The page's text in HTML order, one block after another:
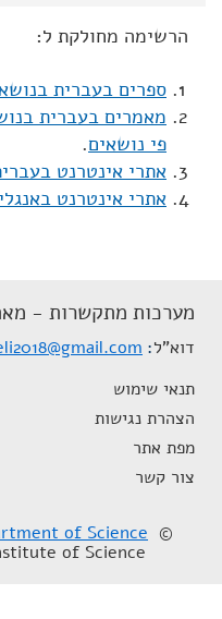
הרשימה מחולקת ל:
ספרים בעברית
מאמרים בעברית
פי נושאים.
אתרי אינטרנט
אתרי אינטרנט
מערכות מתקשרות -
דוא"ל
תנאי שימוש
הצהרת נגישות
מפת אתר
צור קשר
© All rights reserved to
of Science
of Science